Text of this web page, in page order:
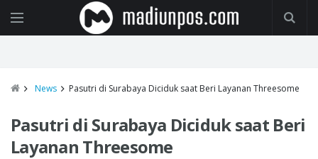
News Pasutri di Surabaya Diciduk saat Beri Layanan Threesome
Pasutri di Surabaya Diciduk saat Beri
Layanan Threesome